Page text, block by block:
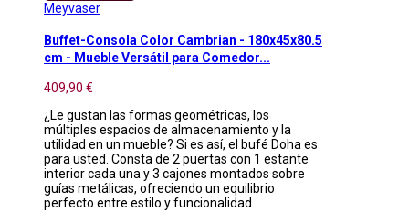
Meyvaser
Buffet-Consola Color Cambrian - 180x45x80.5
cm - Mueble Versátil para Comedor...
409,90 €
¿Le gustan las formas geométricas, los
múltiples espacios de almacenamiento y la
utilidad en un mueble? Si es así, el bufé Doha es
para usted. Consta de 2 puertas con 1 estante
interior cada una y 3 cajones montados sobre
guías metálicas, ofreciendo un equilibrio
perfecto entre estilo y funcionalidad.